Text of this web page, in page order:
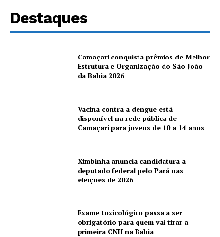
Destaques
Camaçari conquista prêmios de Melhor
Estrutura e Organização do São João
da Bahia 2026
Vacina contra a dengue está
disponível na rede pública de
Camaçari para jovens de 10 a 14 anos
Ximbinha anuncia candidatura a
deputado federal pelo Pará nas
eleições de 2026
Exame toxicológico passa a ser
obrigatório para quem vai tirar a
primeira CNH na Bahia